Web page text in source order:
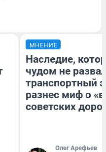
МНЕНИЕ
Наследие,
чудом не
транспортный
разнес миф о
советских
Олег Арефьев